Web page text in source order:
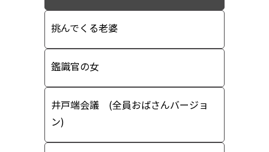
挑んでくる老婆
鑑識官の女
井戸端会議 (全員おばさんバージョ
ン)